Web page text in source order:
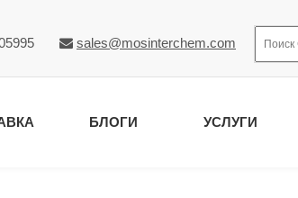
 sales@mosinterchem.com
БЛОГИ УСЛУГИ